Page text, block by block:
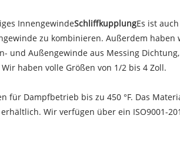
InnengewindeSchliffkupplungEs ist
zu kombinieren. Außerdem
und Außengewinde aus Messing
haben volle Größen von 1/2 bis 4 Zoll.
Dampfbetrieb bis zu 450 °F. Das
Wir verfügen über ein ISO9001-